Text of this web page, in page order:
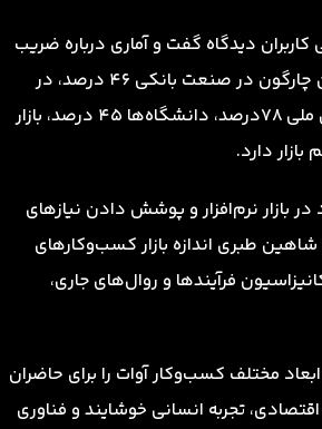
به آینده فرزاد رحمانی مدیرعامل چارگون از جامعه ۲ میلیونی کاربران دیدگاه گفت و آماری درباره ضریب
نفوذ این مجموعه نرم‌افزاری در بازارهای مختلف ارائه داد. به گفته رحمانی هم‌اکنون چارگون در صنعت بانکی 46 درصد، در
حوزه بیمه‌ها 57 درصد، در سازمان‌های مرتبط با بخش سلامت 72 درصد، سازمان‌های ملی 78درصد، دانشگاه‌ها 45 درصد، بازار
بازار نرم‌افزار و پوشش دادن نیازهای
طبری اندازه بازار کسب‌وکارهای
فرآیندها و روال‌های جاری،
مختلف کسب‌وکار آوات را برای حاضران
تجربه انسانی خوشایند و فناوری